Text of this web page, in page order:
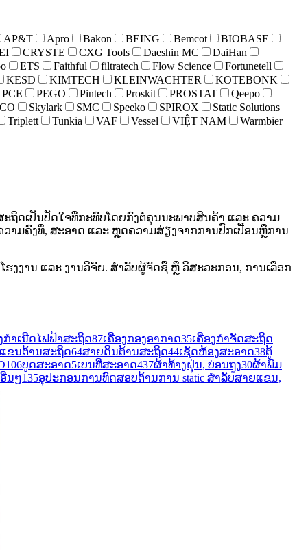
AP&T Apro Bakon BEING Bemcot
BIOBASE
CRYSTE CXG Tools Daeshin MC
DaiHan
ETS Faithful filtratech Flow Science
Fortunetell
KESD KIMTECH KLEINWACHTER
KOTEBONK
PCE PEGO Pintech Proskit PROSTAT
Qeepo
Skylark SMC Speeko SPIROX
Static Solutions
Triplett Tunkia VAF Vessel VIỆT NAM
Warmbier
ຖິດເປັນປັດໃຈທີ່ກະທົບໂດຍກົງຕໍ່ຄຸນນະພາບສິນຄ້າ ແລະ ຄວາມ
າມຄົງທີ່, ສະອາດ ແລະ ຫຼຸດຄວາມສ່ຽງຈາກການປົກເປື້ອນຫຼືການ
ງງານ ແລະ ງານວິຈັຍ. ສຳລັບຜູ້ຈັດຊື້ ຫຼື ວິສະວະກອນ, ການເລືອກ
າເນີດໄຟຟ້າສະຖິດ87ເຄື່ອງກອງອາກາດ35ເຄື່ອງກໍາຈັດສະຖິດ
ຂນຕ້ານສະຖິດ64ສາຍດິນຕ້ານສະຖິດ44ເຊັດຫ້ອງສະອາດ38ຕູ້
106ບູດສະອາດ5ເບນທີ່ສະອາດ437ຜ້າທ້າງຝຸ່ນ, ບ່ອນຖູງ30ຜ້າພົມ
ອື່ນໆ​135ອຸປະກອນການທົດສອບຕ້ານການ static ສໍາລັບສາຍແຂນ,